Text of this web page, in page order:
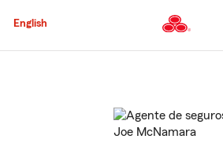
al
principal
English